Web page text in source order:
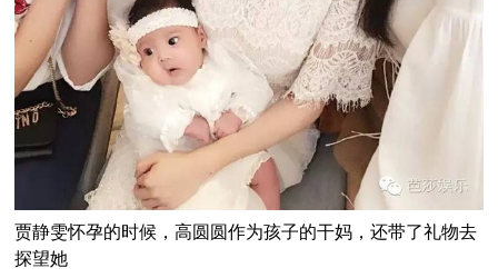
贾静雯怀孕的时候，高圆圆作为孩子的干妈，还带了礼物去
探望她